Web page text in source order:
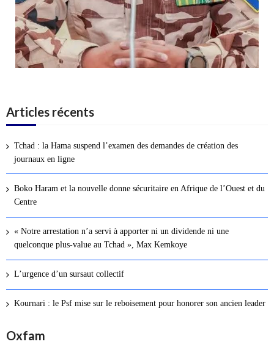
Articles récents
Tchad : la Hama suspend l’examen des demandes de création des
journaux en ligne
Boko Haram et la nouvelle donne sécuritaire en Afrique de l’Ouest et du
Centre
« Notre arrestation n’a servi à apporter ni un dividende ni une
quelconque plus-value au Tchad », Max Kemkoye
L’urgence d’un sursaut collectif
Kournari : le Psf mise sur le reboisement pour honorer son ancien leader
Oxfam